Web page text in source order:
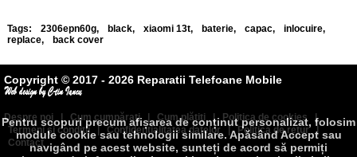
Tags: 2306epn60g, black, xiaomi 13t, baterie, capac, inlocuire,
replace, back cover
Copyright © 2017 - 2026 Reparatii Telefoane Mobile
Despre noi Cum cumpăraţi Cum plătiţi | Politica de cookies
|
Termeni şi condiţii
Confidenţialitatea datelor Politica de retur
|
Contact
Pentru scopuri precum afișarea de conținut personalizat, folosim
module cookie sau tehnologii similare. Apăsând Accept sau
navigând pe acest website, sunteți de acord să permiți